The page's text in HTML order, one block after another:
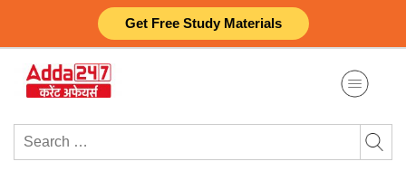
Get Free Study Materials
content
Search